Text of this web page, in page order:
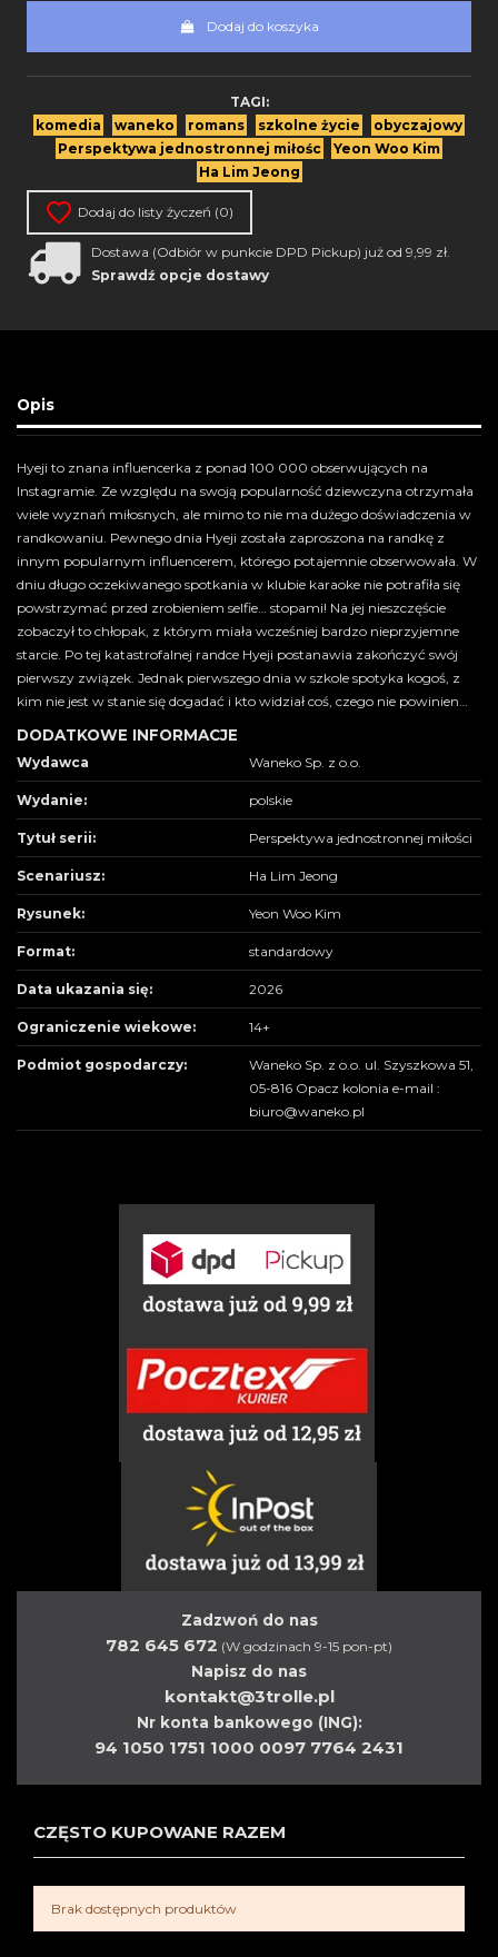
Dodaj do koszyka
TAGI:
komedia
waneko romans szkolne życie
obyczajowy
Perspektywa jednostronnej miłośc
Yeon Woo Kim
Ha Lim Jeong
Dodaj do listy życzeń (0)
Dostawa (Odbiór w punkcie DPD Pickup) już od 9,99 zł.
Sprawdź opcje dostawy
Opis
Hyeji to znana influencerka z ponad 100 000 obserwujących na
Instagramie. Ze względu na swoją popularność dziewczyna otrzymała
wiele wyznań miłosnych, ale mimo to nie ma dużego doświadczenia w
randkowaniu. Pewnego dnia Hyeji została zaproszona na randkę z
innym popularnym influencerem, którego potajemnie obserwowała. W
dniu długo oczekiwanego spotkania w klubie karaoke nie potrafiła się
powstrzymać przed zrobieniem selfie… stopami! Na jej nieszczęście
zobaczył to chłopak, z którym miała wcześniej bardzo nieprzyjemne
starcie. Po tej katastrofalnej randce Hyeji postanawia zakończyć swój
pierwszy związek. Jednak pierwszego dnia w szkole spotyka kogoś, z
kim nie jest w stanie się dogadać i kto widział coś, czego nie powinien…
DODATKOWE INFORMACJE
Wydawca Waneko Sp. z o.o.
Wydanie: polskie
Tytuł serii: Perspektywa jednostronnej miłości
Scenariusz: Ha Lim Jeong
Rysunek: Yeon Woo Kim
Format: standardowy
Data ukazania się: 2026
Ograniczenie wiekowe: 14+
Podmiot gospodarczy:
Waneko Sp. z o.o. ul. Szyszkowa 51,
05-816 Opacz kolonia e-mail :
biuro@waneko.pl
Zadzwoń do nas
782 645 672 (W godzinach 9-15 pon-pt)
Napisz do nas
kontakt@3trolle.pl
Nr konta bankowego (ING):
94 1050 1751 1000 0097 7764 2431
CZĘSTO KUPOWANE RAZEM
Brak dostępnych produktów